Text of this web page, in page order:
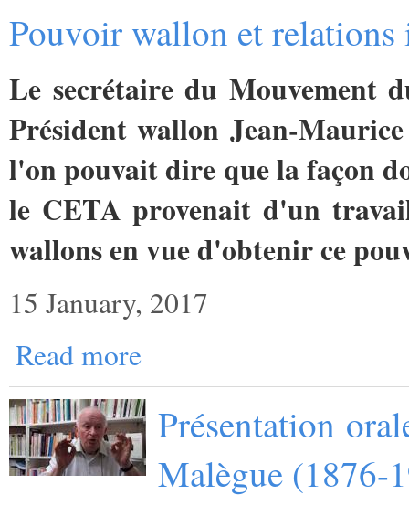
Pouvoir wallon et relations
Le secrétaire du Mouvement
Président wallon Jean-
l'on pouvait dire que la façon
le CETA provenait d'un
wallons en vue d'obtenir ce
15 January, 2017
Read more
Présentation
Malègue (1876-